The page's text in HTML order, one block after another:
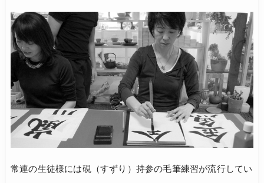
常連の生徒様には硯（すずり）持参の毛筆練習が流行してい